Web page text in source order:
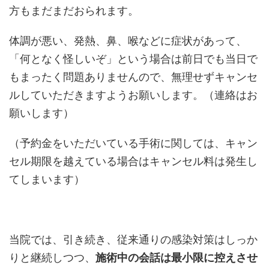
方もまだまだおられます。
体調が悪い、発熱、鼻、喉などに症状があって、
「何となく怪しいぞ」という場合は前日でも当日で
もまったく問題ありませんので、無理せずキャンセ
ルしていただきますようお願いします。（連絡はお
願いします）
（予約金をいただいている手術に関しては、キャン
セル期限を越えている場合はキャンセル料は発生し
てしまいます）
当院では、引き続き、従来通りの感染対策はしっか
りと継続しつつ、 施術中の会話は最小限に控えさせ